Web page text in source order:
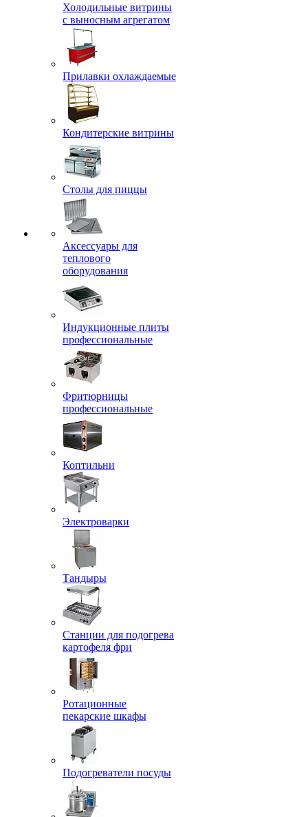
Холодильные витрины
с выносным агрегатом
Прилавки охлаждаемые
Кондитерские витрины
Столы для пиццы
Аксессуары для
теплового
оборудования
Индукционные плиты
профессиональные
Фритюрницы
профессиональные
Коптильни
Электроварки
Тандыры
Станции для подогрева
картофеля фри
Ротационные
пекарские шкафы
Подогреватели посуды